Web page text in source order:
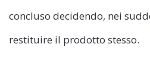
concluso decidendo, nei
restituire il prodotto stesso.